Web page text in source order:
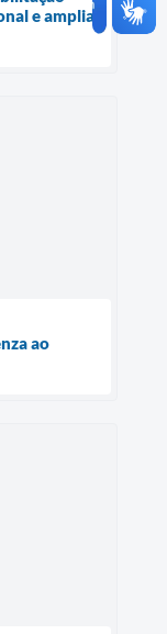
e amplia
ao